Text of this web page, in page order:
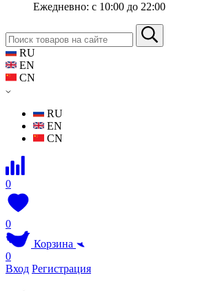
Ежедневно: с 10:00 до 22:00
RU
EN
CN
RU
EN
CN
0
0
Корзина
0
Вход Регистрация